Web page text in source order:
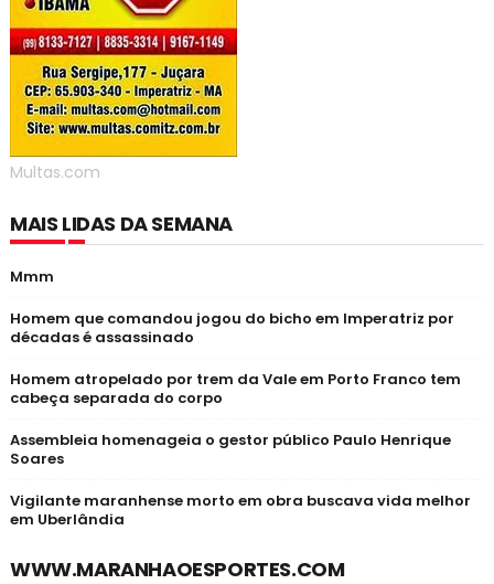
Multas.com
MAIS LIDAS DA SEMANA
Mmm
Homem que comandou jogou do bicho em Imperatriz por
décadas é assassinado
Homem atropelado por trem da Vale em Porto Franco tem
cabeça separada do corpo
Assembleia homenageia o gestor público Paulo Henrique
Soares
Vigilante maranhense morto em obra buscava vida melhor
em Uberlândia
WWW.MARANHAOESPORTES.COM